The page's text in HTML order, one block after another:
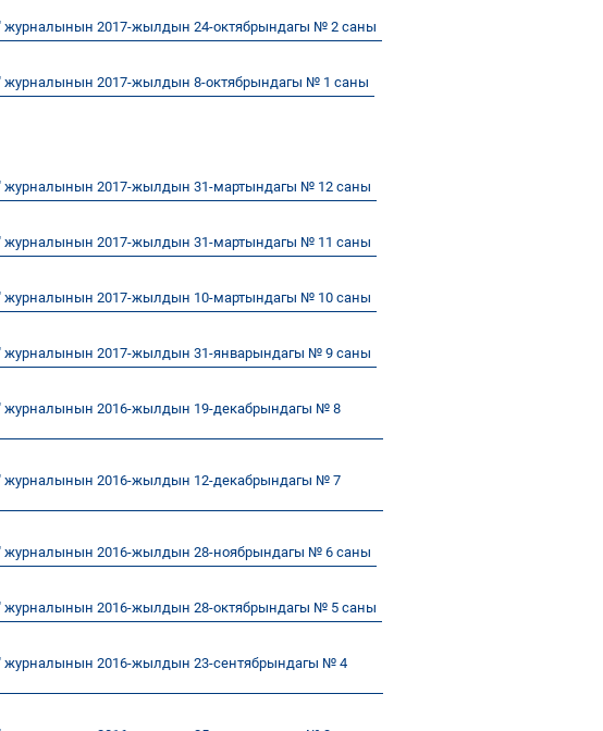
2017-жылдын 24-октябрындагы № 2 саны
журналынын 2017-жылдын 8-октябрындагы № 1 саны
журналынын 2017-жылдын 31-мартындагы № 12 саны
журналынын 2017-жылдын 31-мартындагы № 11 саны
журналынын 2017-жылдын 10-мартындагы № 10 саны
журналынын 2017-жылдын 31-январындагы № 9 саны
журналынын 2016-жылдын 19-декабрындагы № 8
журналынын 2016-жылдын 12-декабрындагы № 7
журналынын 2016-жылдын 28-ноябрындагы № 6 саны
2016-жылдын 28-октябрындагы № 5 саны
журналынын 2016-жылдын 23-сентябрындагы № 4